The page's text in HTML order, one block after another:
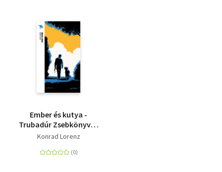
Ember és kutya -
Trubadúr Zsebkönyvek
64.
Konrad Lorenz